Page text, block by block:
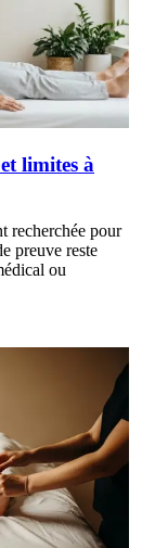
limites à
recherchée pour
preuve reste
ou